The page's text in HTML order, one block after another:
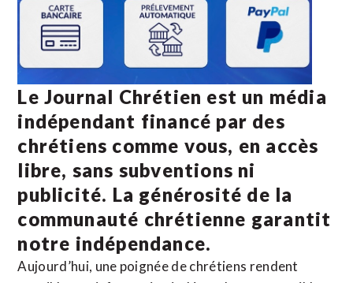
Le Journal Chrétien est un média
indépendant financé par des
chrétiens comme vous, en accès
libre, sans subventions ni
publicité. La générosité de la
communauté chrétienne garantit
notre indépendance.
Aujourd’hui, une poignée de chrétiens rendent